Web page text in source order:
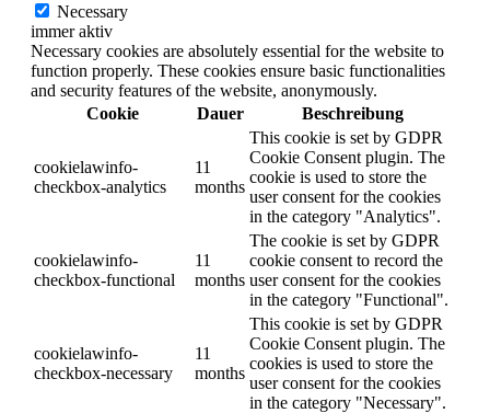
Necessary
immer aktiv
Necessary cookies are absolutely essential for the website to
function properly. These cookies ensure basic functionalities
and security features of the website, anonymously.
Cookie
Dauer Beschreibung
cookielawinfo-
checkbox-analytics
11
months
This cookie is set by GDPR
Cookie Consent plugin. The
cookie is used to store the
user consent for the cookies
in the category "Analytics".
cookielawinfo-
checkbox-functional
11
months
The cookie is set by GDPR
cookie consent to record the
user consent for the cookies
in the category "Functional".
cookielawinfo-
checkbox-necessary
11
months
This cookie is set by GDPR
Cookie Consent plugin. The
cookies is used to store the
user consent for the cookies
in the category "Necessary".